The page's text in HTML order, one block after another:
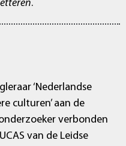
.
‘Nederlandse
culturen’ aan de
verbonden
van de Leidse